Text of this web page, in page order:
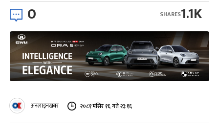
0 1.1K
SHARES
अनलाइनखबर २०८१ मंसिर १६ गते २३:१६